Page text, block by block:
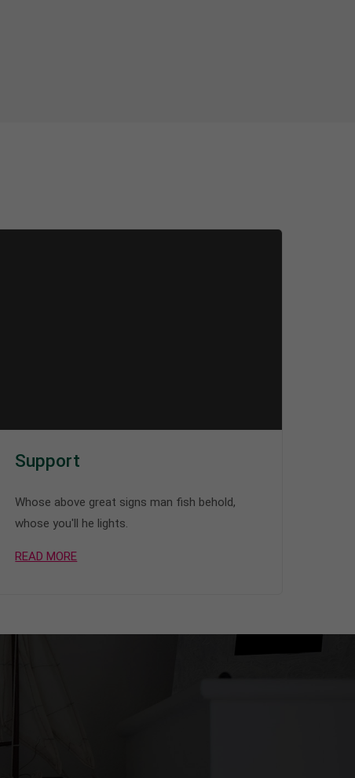
Support
Whose above great signs man fish behold,
whose you'll he lights.
READ MORE